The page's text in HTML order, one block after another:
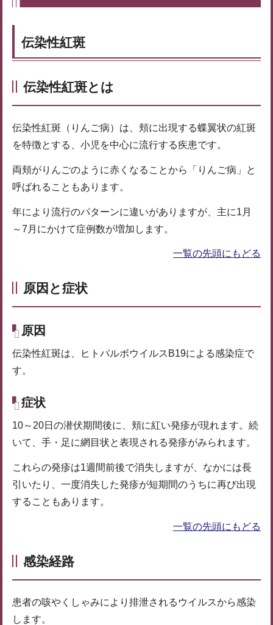
伝染性紅斑
伝染性紅斑とは
伝染性紅斑（りんご病）は、頬に出現する蝶翼状の紅斑
を特徴とする、小児を中心に流行する疾患です。
両頬がりんごのように赤くなることから「りんご病」と
呼ばれることもあります。
年により流行のパターンに違いがありますが、主に1月
～7月にかけて症例数が増加します。
一覧の先頭にもどる
原因と症状
原因
伝染性紅斑は、ヒトパルボウイルスB19による感染症で
す。
症状
10～20日の潜伏期間後に、頬に紅い発疹が現れます。続
いて、手・足に網目状と表現される発疹がみられます。
これらの発疹は1週間前後で消失しますが、なかには長
引いたり、一度消失した発疹が短期間のうちに再び出現
することもあります。
一覧の先頭にもどる
感染経路
患者の咳やくしゃみにより排泄されるウイルスから感染
します。